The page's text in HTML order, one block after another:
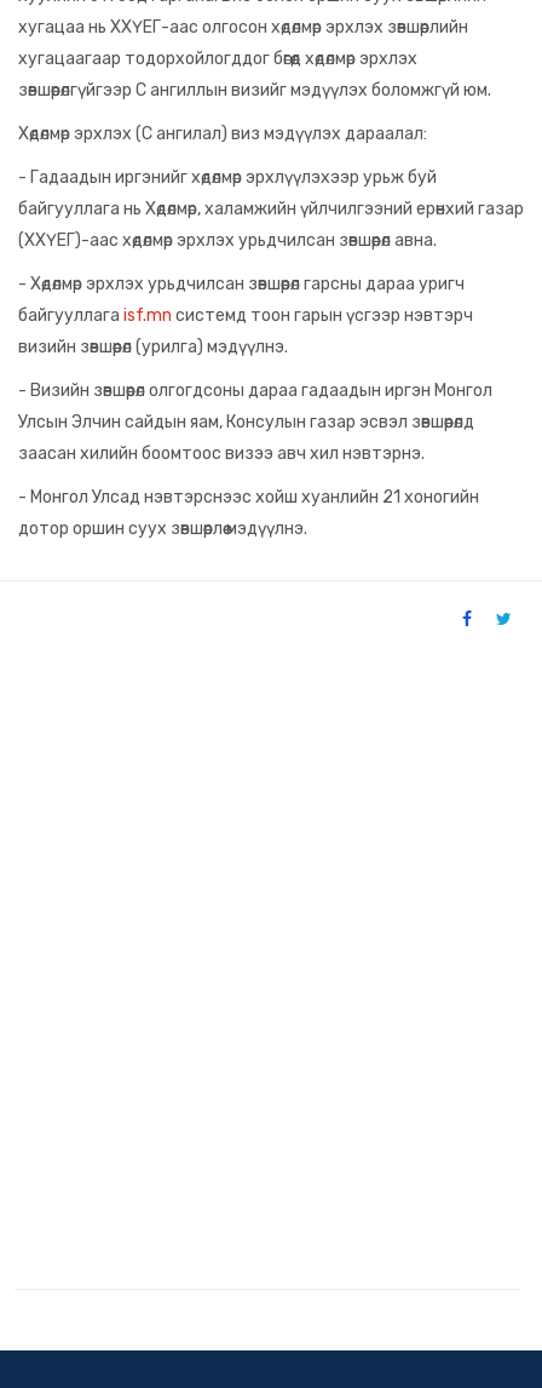
хугацаа нь ХХҮЕГ-аас олгосон хөдөлмөр эрхлэх зөвшөөрлийн
хугацаагаар тодорхойлогддог бөгөөд хөдөлмөр эрхлэх
зөвшөөрөлгүйгээр C ангиллын визийг мэдүүлэх боломжгүй юм.
Хөдөлмөр эрхлэх (C ангилал) виз мэдүүлэх дараалал:
- Гадаадын иргэнийг хөдөлмөр эрхлүүлэхээр урьж буй
байгууллага нь Хөдөлмөр, халамжийн үйлчилгээний ерөнхий газар
(ХХҮЕГ)-аас хөдөлмөр эрхлэх урьдчилсан зөвшөөрөл авна.
- Хөдөлмөр эрхлэх урьдчилсан зөвшөөрөл гарсны дараа уригч
байгууллага isf.mn системд тоон гарын үсгээр нэвтэрч
визийн зөвшөөрөл (урилга) мэдүүлнэ.
- Визийн зөвшөөрөл олгогдсоны дараа гадаадын иргэн Монгол
Улсын Элчин сайдын яам, Консулын газар эсвэл зөвшөөрөлд
заасан хилийн боомтоос визээ авч хил нэвтэрнэ.
- Монгол Улсад нэвтэрснээс хойш хуанлийн 21 хоногийн
дотор оршин суух зөвшөөрлөө мэдүүлнэ.